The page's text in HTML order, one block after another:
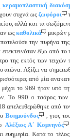
κεραμοπλαστική
συχνά ως ζωφόροι
αλλά και τα
ωςκαθολικά
μικρών
την πυρήνα
έξω από
της εκτός των
Αξίζει να
από μία
το 969 ήταν υπό
Το 990 ο τσάρος
από τον
Βοημούνδος
, γιος
Αλέξιος Α΄ Κομνηνός
ευημερία. Κατά το